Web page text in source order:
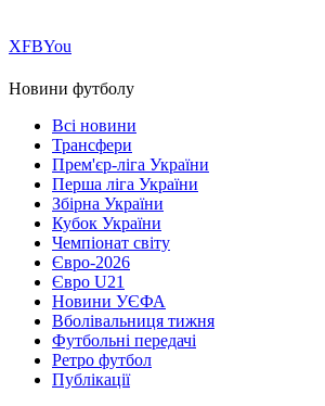
ХFBYou
Новини футболу
Всі новини
Трансфери
Прем'єр-ліга України
Перша ліга України
Збірна України
Кубок України
Чемпіонат світу
Євро-2026
Євро U21
Новини УЄФА
Вболівальниця тижня
Футбольні передачі
Ретро футбол
Публікації